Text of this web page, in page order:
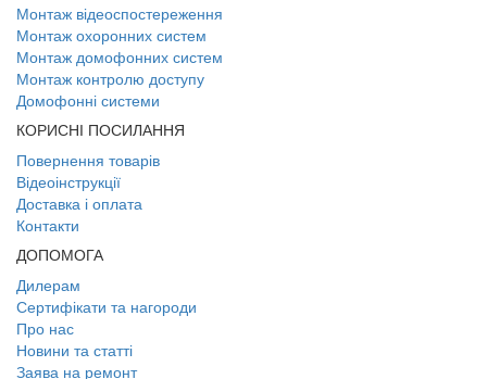
Монтаж відеоспостереження
Монтаж охоронних систем
Монтаж домофонних систем
Монтаж контролю доступу
Домофонні системи
КОРИСНІ ПОСИЛАННЯ
Повернення товарів
Відеоінструкції
Доставка і оплата
Контакти
ДОПОМОГА
Дилерам
Сертифікати та нагороди
Про нас
Новини та статті
Заява на ремонт